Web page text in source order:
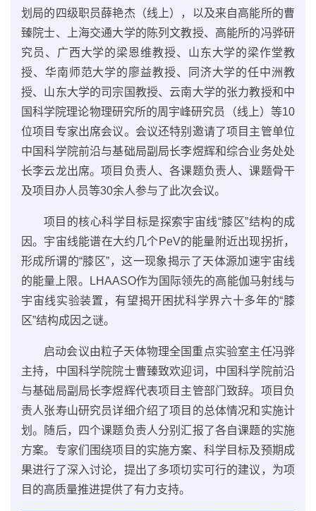
划局的四级职员薛艳杰（线上），以及来自高能所的曹
臻院士、上海交通大学的陈列文教授、高能所的冯骅研
究员、广西大学的梁恩维教授、山东大学的梁作堂教
授、华南师范大学的廖益教授、同济大学的任中洲教
授、山东大学的司宗国教授、云南大学的张力教授和中
国科学院理论物理研究所的周宇峰研究员（线上）等10
位项目专家出席会议。会议还特别邀请了项目主管单位
中国科学院前沿与基础局副局长李煜辉和综合业务处处
长李云龙出席。项目负责人、各课题负责人、课题骨干
及项目办人员等30余人参与了此次会议。
项目的核心科学目标是探索宇宙线“膝区”结构的成
因。宇宙线能谱在大约几个PeV的能量附近出现拐折，
形成所谓的“膝区”，这一现象揭示了天体源加速宇宙线
的能量上限。LHAASO作为国际领先的高能伽马射线与
宇宙线实验装置，有望揭开困扰科学界六十多年的“膝
区”结构成因之谜。
启动会议由粒子天体物理全国重点实验室主任冯骅
主持，中国科学院院士曹臻致欢迎词，中国科学院前沿
与基础局副局长李煜辉代表项目主管部门致辞。项目负
责人张寿山研究员详细介绍了项目的总体情况和实施计
划。随后，四个课题负责人分别汇报了各自课题的实施
方案。专家们围绕项目的实施方案、科学目标及预期成
果进行了深入讨论，提出了多项切实可行的建议，为项
目的高质量推进提供了有力支持。